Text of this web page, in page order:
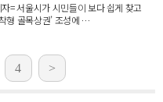
= 서울시가 시민들이 보다 쉽게 찾고
형 골목상권’ 조성에 …
4 >